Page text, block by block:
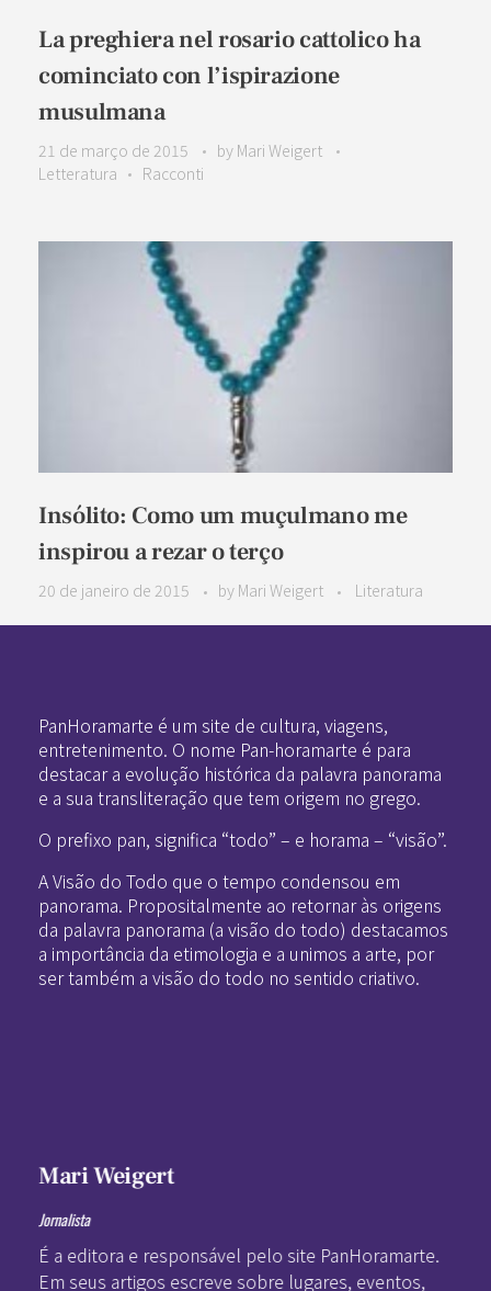
La preghiera nel rosario cattolico ha
cominciato con l’ispirazione
musulmana
21 de março de 2015 by Mari Weigert
Letteratura
Racconti
Insólito: Como um muçulmano me
inspirou a rezar o terço
20 de janeiro de 2015 by Mari Weigert Literatura
PanHoramarte é um site de cultura, viagens,
entretenimento. O nome Pan-horamarte é para
destacar a evolução histórica da palavra panorama
e a sua transliteração que tem origem no grego.
O prefixo pan, significa “todo” – e horama – “visão”.
A Visão do Todo que o tempo condensou em
panorama. Propositalmente ao retornar às origens
da palavra panorama (a visão do todo) destacamos
a importância da etimologia e a unimos a arte, por
ser também a visão do todo no sentido criativo.
Mari Weigert
Jornalista
É a editora e responsável pelo site PanHoramarte.
Em seus artigos escreve sobre lugares, eventos,